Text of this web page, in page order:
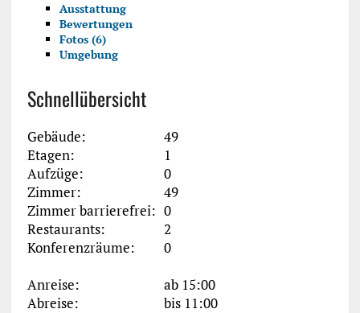
Ausstattung
Bewertungen
Fotos (6)
Umgebung
Schnellübersicht
Gebäude:
49
Etagen:
1
Aufzüge:
0
Zimmer:
49
Zimmer barrierefrei: 0
Restaurants:
2
Konferenzräume:
0
Anreise:
ab 15:00
Abreise:
bis 11:00